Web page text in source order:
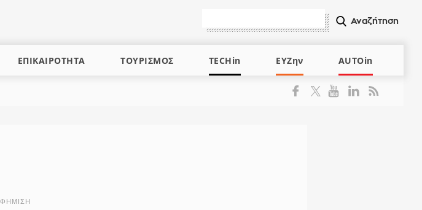
ΕΠΙΚΑΙΡΟΤΗΤΑ ΤΟΥΡΙΣΜΟΣ TECHin ΕΥΖην AUTOin